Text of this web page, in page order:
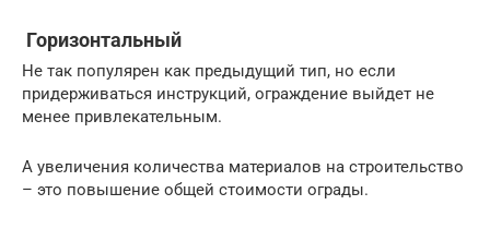
Горизонтальный
Не так популярен как предыдущий тип, но если
придерживаться инструкций, ограждение выйдет не
менее привлекательным.
А увеличения количества материалов на строительство
– это повышение общей стоимости ограды.